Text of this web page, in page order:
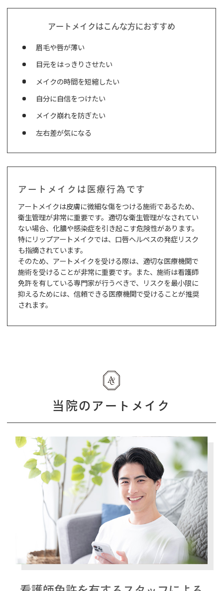
アートメイクはこんな方におすすめ
眉毛や唇が薄い
目元をはっきりさせたい
メイクの時間を短縮したい
自分に自信をつけたい
メイク崩れを防ぎたい
左右差が気になる
アートメイクは医療行為です
アートメイクは皮膚に微細な傷をつける施術であるため、
衛生管理が非常に重要です。適切な衛生管理がなされてい
ない場合、化膿や感染症を引き起こす危険性があります。
特にリップアートメイクでは、口唇ヘルペスの発症リスク
も指摘されています。
そのため、アートメイクを受ける際は、適切な医療機関で
施術を受けることが非常に重要です。また、施術は看護師
免許を有している専門家が行うべきで、リスクを最小限に
抑えるためには、信頼できる医療機関で受けることが推奨
されます。
当院のアートメイク